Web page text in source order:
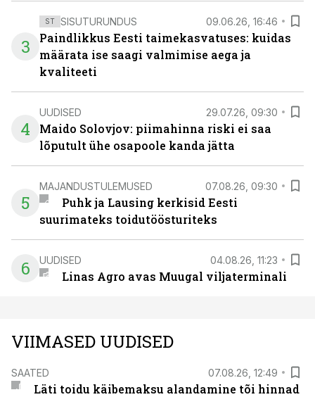
3
ST SISUTURUNDUS 09.06.26, 16:46
Paindlikkus Eesti taimekasvatuses: kuidas
määrata ise saagi valmimise aega ja
kvaliteeti
4
UUDISED 29.07.26, 09:30
Maido Solovjov: piimahinna riski ei saa
lõputult ühe osapoole kanda jätta
5
MAJANDUSTULEMUSED 07.08.26, 09:30
Puhk ja Lausing kerkisid Eesti
suurimateks toidutöösturiteks
6 UUDISED 04.08.26, 11:23
Linas Agro avas Muugal viljaterminali
VIIMASED UUDISED
SAATED 07.08.26, 12:49
Läti toidu käibemaksu alandamine tõi hinnad